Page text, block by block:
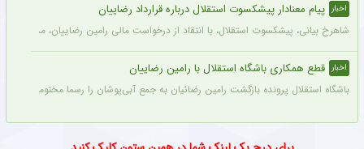
اخبار پیام معنادار پیشکسوت استقلال درباره قرارداد رضاییان
شاهرخ بیانی، پیشکسوت استقلال، با انتقاد از درخواست مالی رامین رضاییان، مدعی
اخبار قطع همکاری باشگاه استقلال با رامین رضاییان
باشگاه استقلال پرونده بازگشت رامین رضائیان به جمع آبی‌پوشان را رسما مختومه اعلام